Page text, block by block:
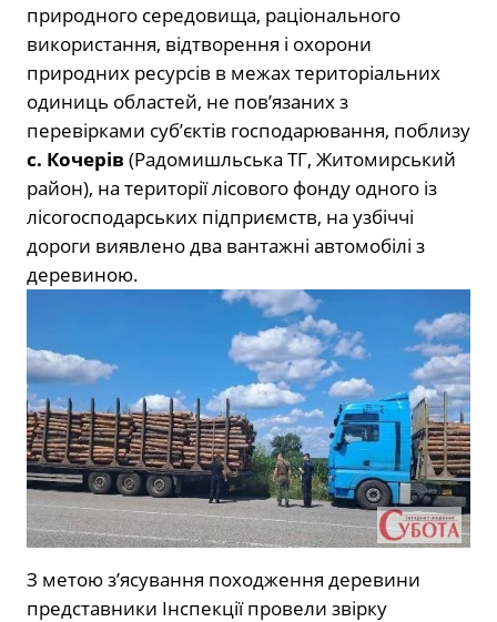
природного середовища, раціонального
використання, відтворення і охорони
природних ресурсів в межах територіальних
одиниць областей, не пов’язаних з
перевірками суб’єктів господарювання, поблизу
с. Кочерів(Радомишльська ТГ, Житомирський
район), на території лісового фонду одного із
лісогосподарських підприємств, на узбіччі
дороги виявлено два вантажні автомобілі з
деревиною.
З метою з’ясування походження деревини
представники Інспекції провели звірку